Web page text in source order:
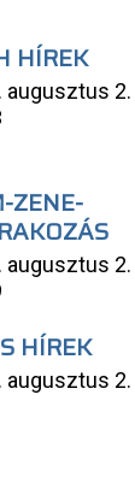
HÍREK
augusztus 2.
ZENE-
augusztus 2.
HÍREK
augusztus 2.